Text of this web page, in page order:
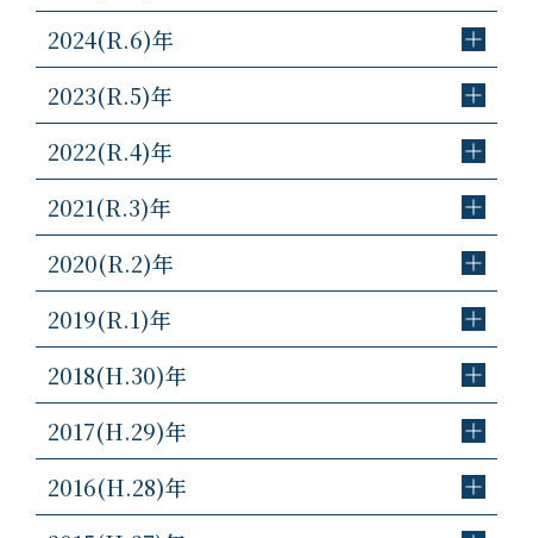
2024(R.6)年
2023(R.5)年
2022(R.4)年
2021(R.3)年
2020(R.2)年
2019(R.1)年
2018(H.30)年
2017(H.29)年
2016(H.28)年